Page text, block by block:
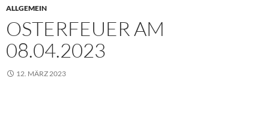
ALLGEMEIN
OSTERFEUER AM
08.04.2023
12. MÄRZ 2023